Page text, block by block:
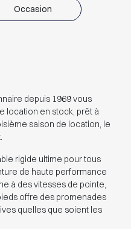
Occasion
depuis 1969 vous
location en stock, prêt à
saison de location, le
rigide ultime pour tous
de haute performance
à des vitesses de pointe,
offre des promenades
quelles que soient les